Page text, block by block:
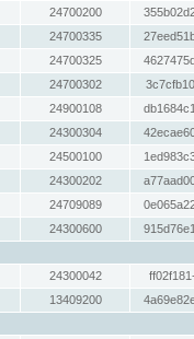
24700200
24700335
24700325
24700302
24900108
24300304
24500100
24300202
24709089
24300600
24300042
13409200